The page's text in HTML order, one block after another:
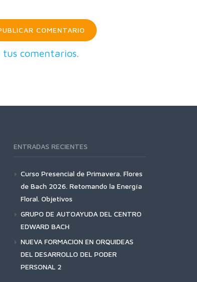
tus comentarios.
ENTRADAS RECIENTES
Curso Presencial de Primavera. Flores
de Bach 2026. Retomando la Energía
Floral. Objetivos
GRUPO DE AUTOAYUDA DEL CENTRO
EDWARD BACH
NUEVA FORMACION EN ORQUIDEAS
DEL DESARROLLO DEL PODER
PERSONAL 2